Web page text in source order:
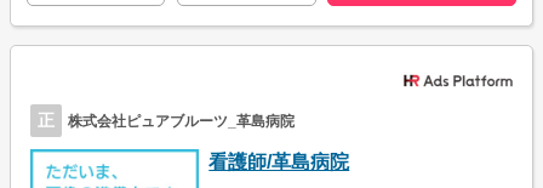
正 株式会社ピュアブルーツ_革島病院
看護師/革島病院